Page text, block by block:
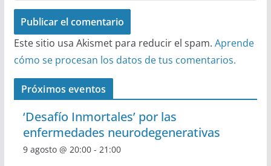
Este sitio usa Akismet para reducir el spam. Aprende
cómo se procesan los datos de tus comentarios.
Próximos eventos
‘Desafío Inmortales’ por las
enfermedades neurodegenerativas
9 agosto @ 20:00- 21:00